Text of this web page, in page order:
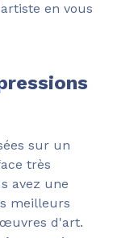
en vous
sur un
très
avez une
meilleurs
d'art.